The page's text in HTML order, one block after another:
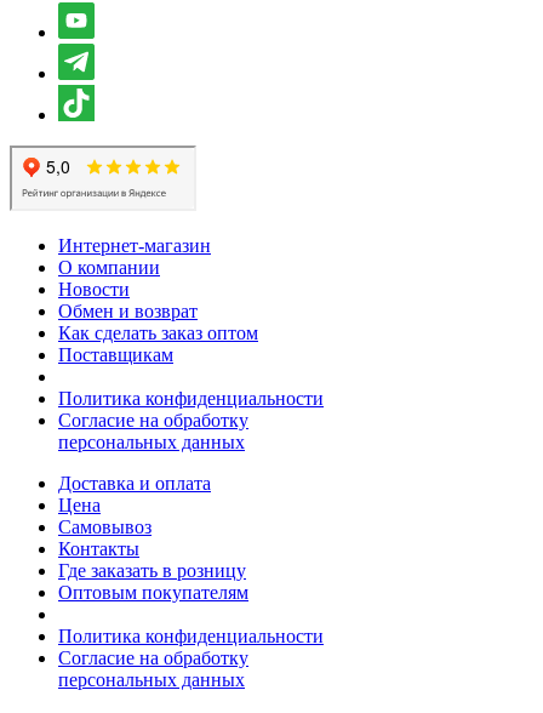
Интернет-магазин
О компании
Новости
Обмен и возврат
Как сделать заказ оптом
Поставщикам
Политика конфиденциальности
Согласие на обработку
персональных данных
Доставка и оплата
Цена
Самовывоз
Контакты
Где заказать в розницу
Оптовым покупателям
Политика конфиденциальности
Согласие на обработку
персональных данных